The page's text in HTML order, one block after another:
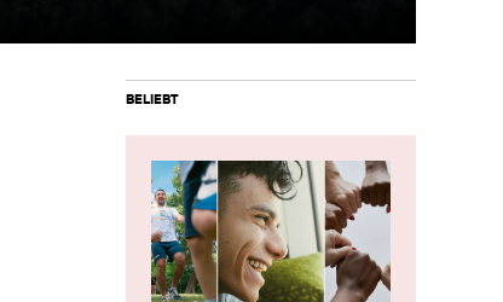
BELIEBT